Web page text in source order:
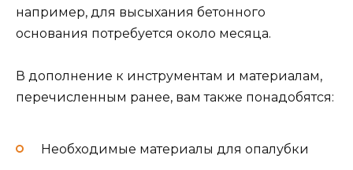
например, для высыхания бетонного
основания потребуется около месяца.
В дополнение к инструментам и материалам,
перечисленным ранее, вам также понадобятся:
Необходимые материалы для опалубки